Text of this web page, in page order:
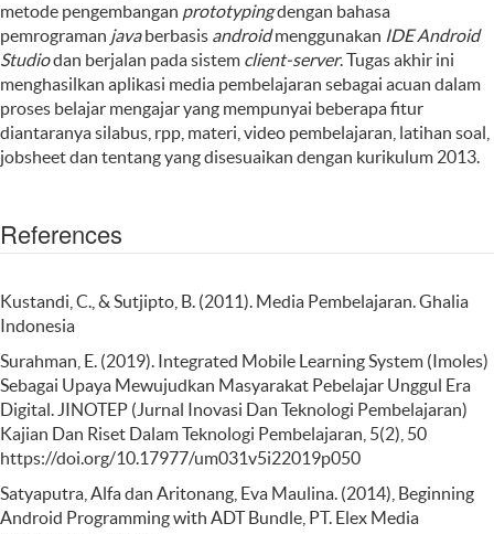
metode pengembangan prototypingdengan bahasa
pemrograman javaberbasis androidmenggunakan IDE Android
Studiodan berjalan pada sistem client-server. Tugas akhir ini
menghasilkan aplikasi media pembelajaran sebagai acuan dalam
proses belajar mengajar yang mempunyai beberapa fitur
diantaranya silabus, rpp, materi, video pembelajaran, latihan soal,
jobsheet dan tentang yang disesuaikan dengan kurikulum 2013.
References
Kustandi, C., & Sutjipto, B. (2011). Media Pembelajaran. Ghalia
Indonesia
Surahman, E. (2019). Integrated Mobile Learning System (Imoles)
Sebagai Upaya Mewujudkan Masyarakat Pebelajar Unggul Era
Digital. JINOTEP (Jurnal Inovasi Dan Teknologi Pembelajaran)
Kajian Dan Riset Dalam Teknologi Pembelajaran, 5(2), 50
https://doi.org/10.17977/um031v5i22019p050
Satyaputra, Alfa dan Aritonang, Eva Maulina. (2014), Beginning
Android Programming with ADT Bundle, PT. Elex Media